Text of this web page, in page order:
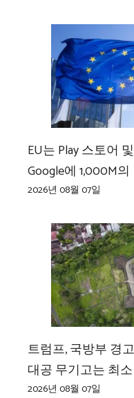
EU는 Play 스토어
Google에 1,000M
2026년 08월 07일
트럼프, 국방부 경
대공 무기고는 최
2026년 08월 07일